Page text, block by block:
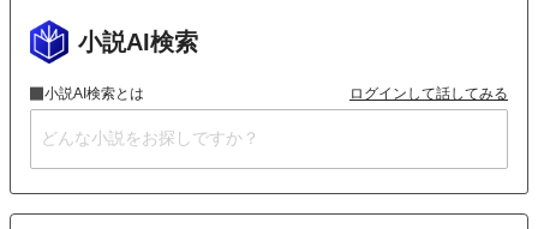
小説AI検索
小説AI検索とは ログインして話してみる